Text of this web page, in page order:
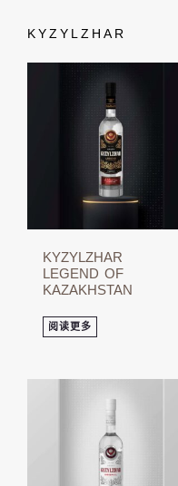
KYZYLZHAR
KYZYLZHAR
LEGEND OF
KAZAKHSTAN
阅读更多